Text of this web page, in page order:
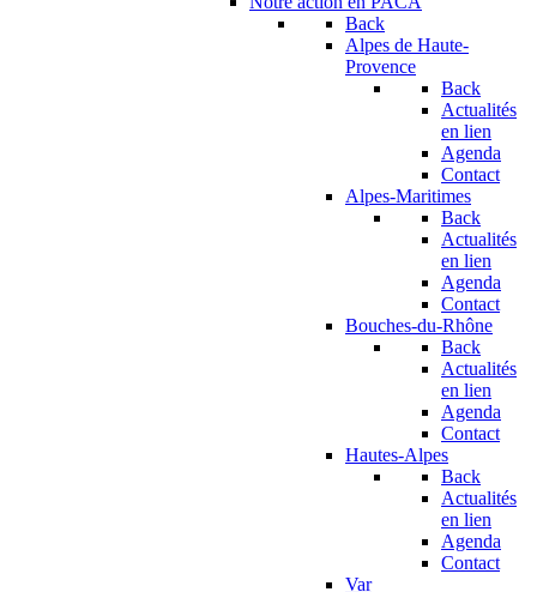
Back
Alpes de Haute-
Provence
Back
Actualités
en lien
Agenda
Contact
Alpes-Maritimes
Back
Actualités
en lien
Agenda
Contact
Bouches-du-Rhône
Back
Actualités
en lien
Agenda
Contact
Hautes-Alpes
Back
Actualités
en lien
Agenda
Contact
Var